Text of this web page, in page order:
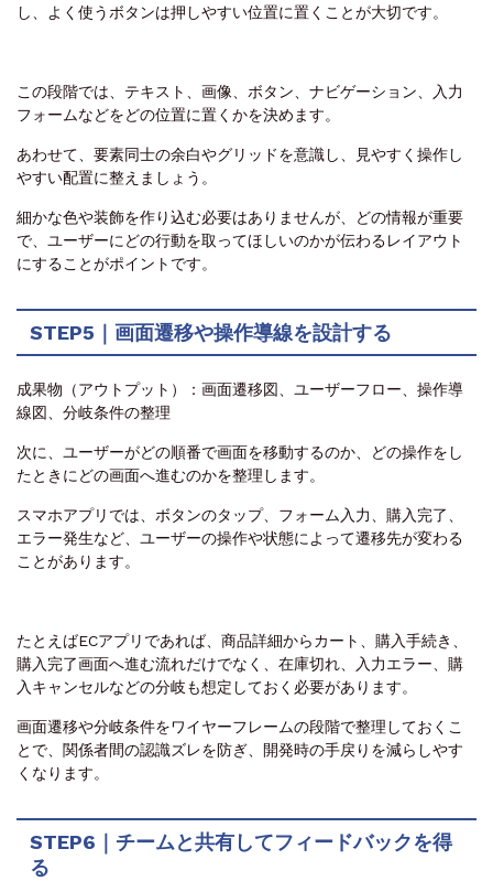
し、よく使うボタンは押しやすい位置に置くことが大切です。
この段階では、テキスト、画像、ボタン、ナビゲーション、入力
フォームなどをどの位置に置くかを決めます。
あわせて、要素同士の余白やグリッドを意識し、見やすく操作し
やすい配置に整えましょう。
細かな色や装飾を作り込む必要はありませんが、どの情報が重要
で、ユーザーにどの行動を取ってほしいのかが伝わるレイアウト
にすることがポイントです。
STEP5｜画面遷移や操作導線を設計する
成果物（アウトプット）：画面遷移図、ユーザーフロー、操作導
線図、分岐条件の整理
次に、ユーザーがどの順番で画面を移動するのか、どの操作をし
たときにどの画面へ進むのかを整理します。
スマホアプリでは、ボタンのタップ、フォーム入力、購入完了、
エラー発生など、ユーザーの操作や状態によって遷移先が変わる
ことがあります。
たとえばECアプリであれば、商品詳細からカート、購入手続き、
購入完了画面へ進む流れだけでなく、在庫切れ、入力エラー、購
入キャンセルなどの分岐も想定しておく必要があります。
画面遷移や分岐条件をワイヤーフレームの段階で整理しておくこ
とで、関係者間の認識ズレを防ぎ、開発時の手戻りを減らしやす
くなります。
STEP6｜チームと共有してフィードバックを得
る